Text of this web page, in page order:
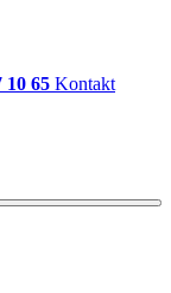
10 65 Kontakt